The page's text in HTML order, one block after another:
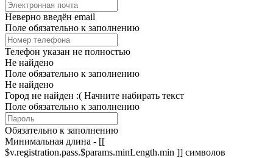
Неверно введён email
Поле обязательно к заполнению
Телефон указан не полностью
Не найдено
Поле обязательно к заполнению
Не найдено
Город не найден :( Начните набирать текст
Поле обязательно к заполнению
Обязательно к заполнению
Минимальная длина - [[
$v.registration.pass.$params.minLength.min ]] символов